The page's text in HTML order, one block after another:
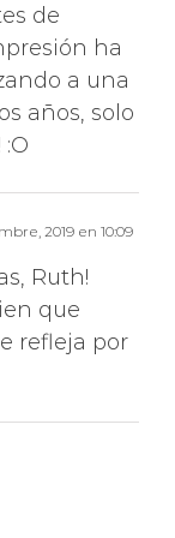
ha
a una
años, solo
2019 en 10:09
Ruth!
que
refleja por